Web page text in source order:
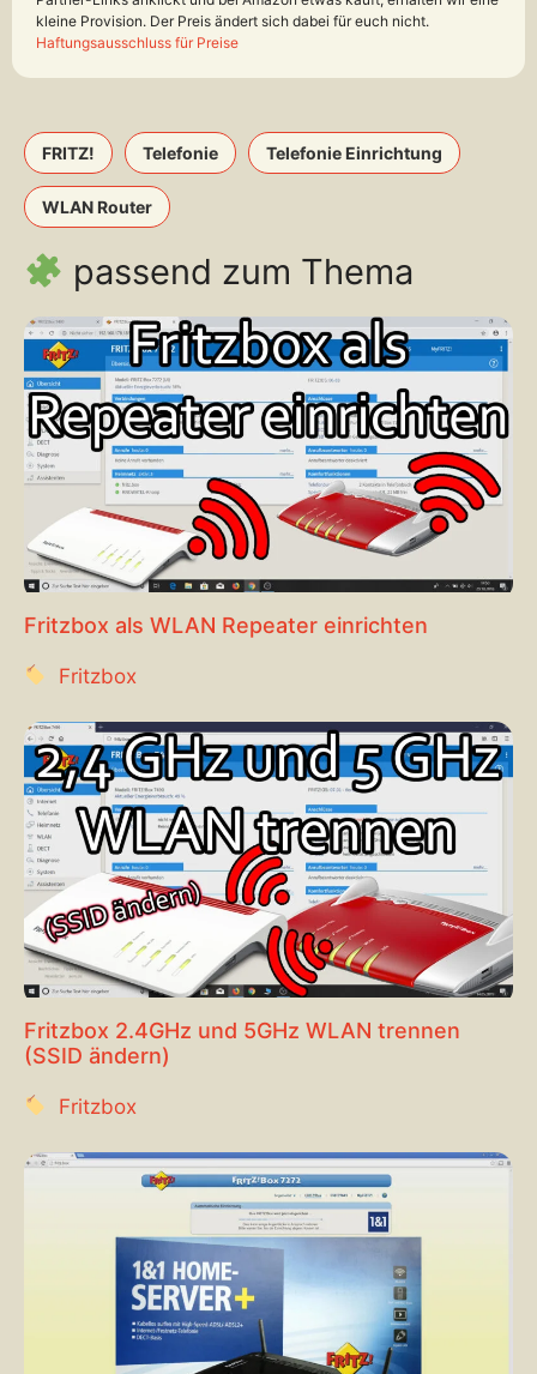
kleine Provision. Der Preis ändert sich dabei für euch nicht.
Haftungsausschluss für Preise
FRITZ! Telefonie Telefonie Einrichtung
WLAN Router
passend zum Thema
Fritzbox als WLAN Repeater einrichten
Fritzbox
Fritzbox 2.4GHz und 5GHz WLAN trennen
(SSID ändern)
Fritzbox